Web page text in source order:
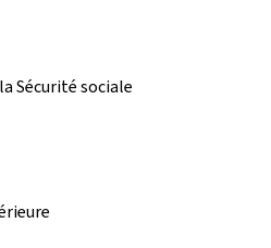
Sécurité sociale